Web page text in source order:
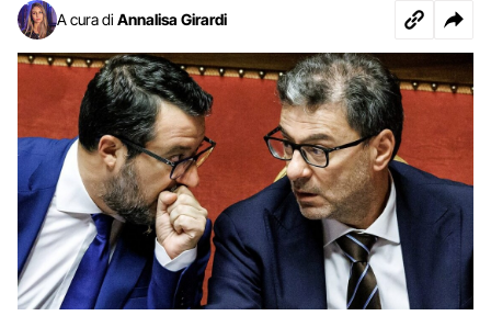
A cura di Annalisa Girardi